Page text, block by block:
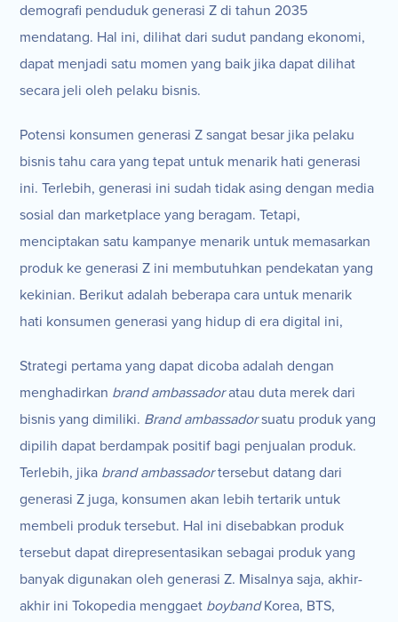
demografi penduduk generasi Z di tahun 2035
mendatang. Hal ini, dilihat dari sudut pandang ekonomi,
dapat menjadi satu momen yang baik jika dapat dilihat
secara jeli oleh pelaku bisnis.
Potensi konsumen generasi Z sangat besar jika pelaku
bisnis tahu cara yang tepat untuk menarik hati generasi
ini. Terlebih, generasi ini sudah tidak asing dengan media
sosial dan marketplace yang beragam. Tetapi,
menciptakan satu kampanye menarik untuk memasarkan
produk ke generasi Z ini membutuhkan pendekatan yang
kekinian. Berikut adalah beberapa cara untuk menarik
hati konsumen generasi yang hidup di era digital ini,
Strategi pertama yang dapat dicoba adalah dengan
menghadirkan brand ambassadoratau duta merek dari
bisnis yang dimiliki. Brand ambassadorsuatu produk yang
dipilih dapat berdampak positif bagi penjualan produk.
Terlebih, jika brand ambassadortersebut datang dari
generasi Z juga, konsumen akan lebih tertarik untuk
membeli produk tersebut. Hal ini disebabkan produk
tersebut dapat direpresentasikan sebagai produk yang
banyak digunakan oleh generasi Z. Misalnya saja, akhir-
akhir ini Tokopedia menggaet boybandKorea, BTS,